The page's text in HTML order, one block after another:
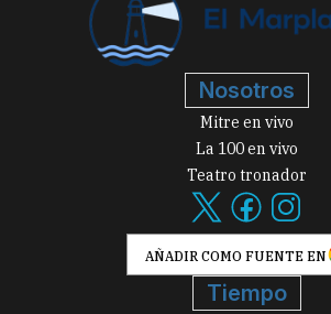
Nosotros
Mitre en vivo
La 100 en vivo
Teatro tronador
AÑADIR COMO FUENTE EN
Tiempo